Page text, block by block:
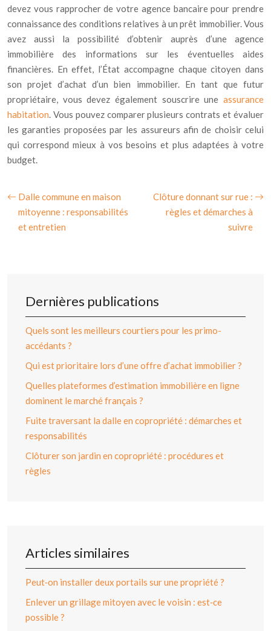
devez vous rapprocher de votre agence bancaire pour prendre
connaissance des conditions relatives à un prêt immobilier. Vous
avez aussi la possibilité d’obtenir auprès d’une agence
immobilière des informations sur les éventuelles aides
financières. En effet, l’État accompagne chaque citoyen dans
son projet d’achat d’un bien immobilier. En tant que futur
propriétaire, vous devez également souscrire une assurance
habitation. Vous pouvez comparer plusieurs contrats et évaluer
les garanties proposées par les assureurs afin de choisir celui
qui correspond mieux à vos besoins et plus adaptées à votre
budget.
Dalle commune en maison
mitoyenne : responsabilités
et entretien
Clôture donnant sur rue :
règles et démarches à
suivre
Dernières publications
Quels sont les meilleurs courtiers pour les primo-
accédants ?
Qui est prioritaire lors d’une offre d’achat immobilier ?
Quelles plateformes d’estimation immobilière en ligne
dominent le marché français ?
Fuite traversant la dalle en copropriété : démarches et
responsabilités
Clôturer son jardin en copropriété : procédures et
règles
Articles similaires
Peut‑on installer deux portails sur une propriété ?
Enlever un grillage mitoyen avec le voisin : est‑ce
possible ?